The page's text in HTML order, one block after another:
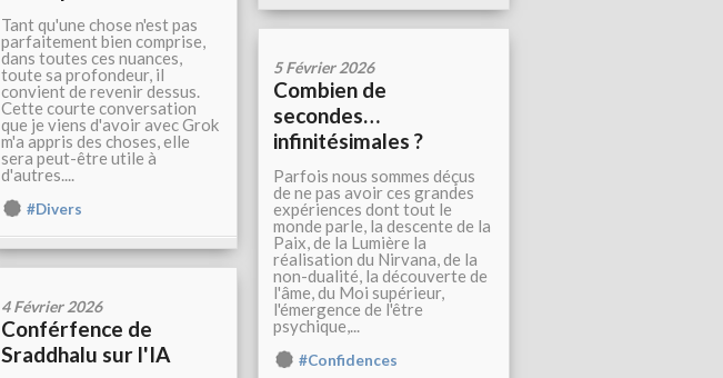
Tant qu'une chose n'est pas
parfaitement bien comprise,
dans toutes ces nuances,
toute sa profondeur, il
convient de revenir dessus.
Cette courte conversation
que je viens d'avoir avec Grok
m'a appris des choses, elle
sera peut-être utile à
d'autres....
#Divers
5 Février 2026
Combien de
secondes…
infinitésimales ?
Parfois nous sommes déçus
de ne pas avoir ces grandes
expériences dont tout le
monde parle, la descente de la
Paix, de la Lumière la
réalisation du Nirvana, de la
non-dualité, la découverte de
l'âme, du Moi supérieur,
l'émergence de l'être
psychique,...
#Confidences
4 Février 2026
Conférfence de
Sraddhalu sur l'IA